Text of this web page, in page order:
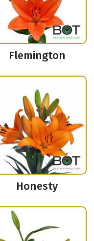
Flemington
Honesty